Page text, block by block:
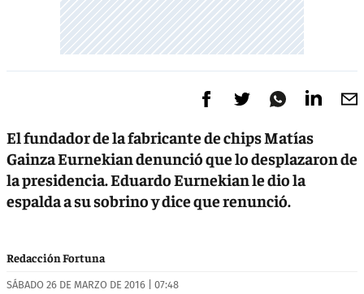
El fundador de la fabricante de chips Matías
Gainza Eurnekian denunció que lo desplazaron de
la presidencia. Eduardo Eurnekian le dio la
espalda a su sobrino y dice que renunció.
Redacción Fortuna
SÁBADO 26 DE MARZO DE 2016 | 07:48